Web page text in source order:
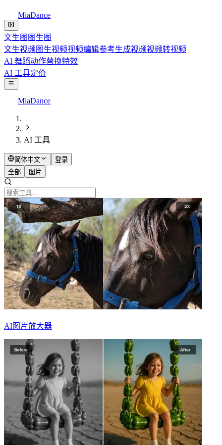
MiaDance
文生图 图生图
文生视频 图生视频视频编辑参考生成视频视频转视频
AI 舞蹈动作替换特效
AI 工具定价
MiaDance
AI 工具
简体中文
登录
全部
图片
AI图片放大器